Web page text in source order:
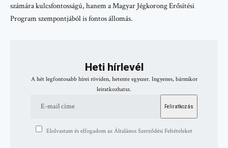
számára kulcsfontosságú, hanem aMagyar Jégkorong Erősítési
Programszempontjából is fontos állomás.
Heti hírlevél
A hét legfontosabb hírei röviden, hetente egyszer. Ingyenes, bármikor
leiratkozhatsz.
Elolvastam és elfogadom az Általános Szerződési Feltételeket